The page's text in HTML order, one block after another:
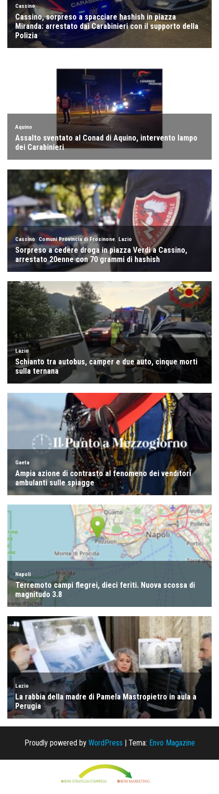
Proudly powered by WordPress Tema: Envo Magazine